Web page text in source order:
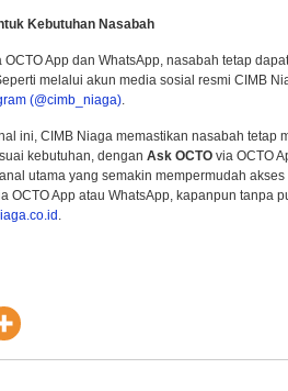
Kebutuhan Nasabah
OCTO App dan WhatsApp, nasabah tetap
melalui akun media sosial resmi CIMB
(@cimb_niaga).
ini, CIMB Niaga memastikan nasabah tetap
kebutuhan, dengan Ask OCTO via OCTO
utama yang semakin mempermudah
OCTO App atau WhatsApp, kapanpun tanpa
.